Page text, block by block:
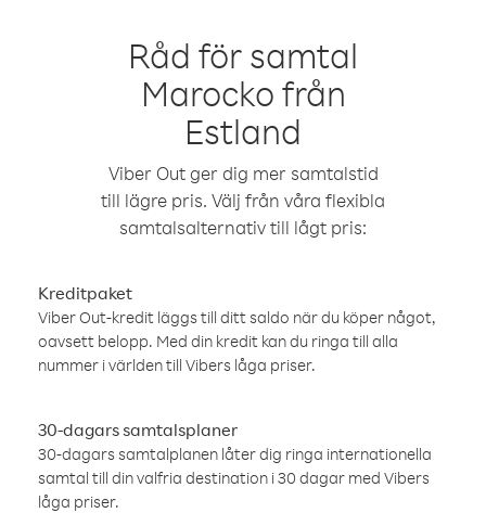
Råd för samtal
Marocko från
Estland
Viber Out ger dig mer samtalstid
till lägre pris. Välj från våra flexibla
samtalsalternativ till lågt pris:
Kreditpaket
Viber Out-kredit läggs till ditt saldo när du köper något,
oavsett belopp. Med din kredit kan du ringa till alla
nummer i världen till Vibers låga priser.
30-dagars samtalsplaner
30-dagars samtalplanen låter dig ringa internationella
samtal till din valfria destination i 30 dagar med Vibers
låga priser.